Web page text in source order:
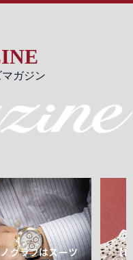
ガジン
グラフはスーツ
【